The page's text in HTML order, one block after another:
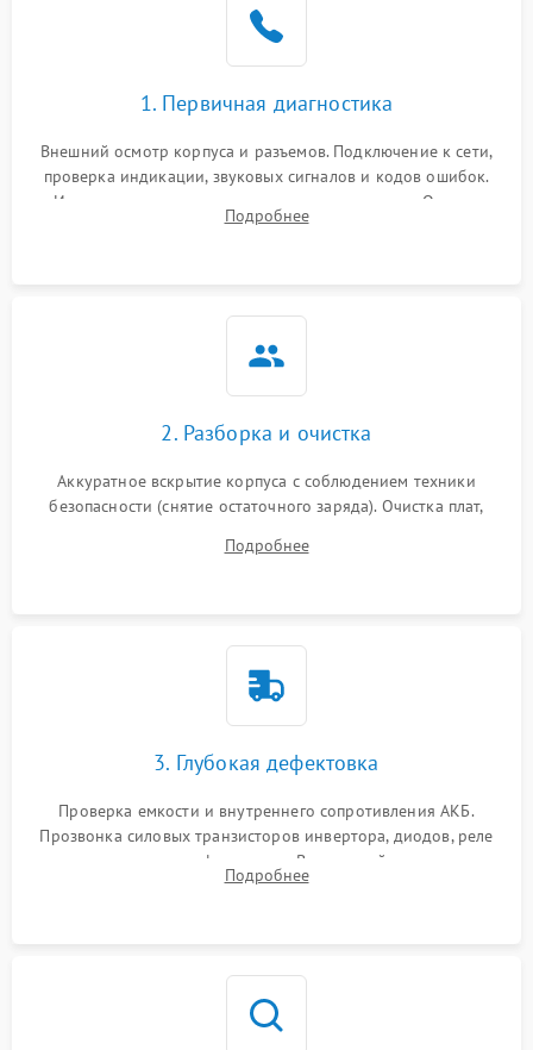
1. Первичная диагностика
Внешний осмотр корпуса и разъемов. Подключение к сети,
проверка индикации, звуковых сигналов и кодов ошибок.
Измерение входного и выходного напряжения. Оценка
реакции ИБП на отключение основного питания без
Подробнее
2. Разборка и очистка
Аккуратное вскрытие корпуса с соблюдением техники
безопасности (снятие остаточного заряда). Очистка плат,
и кистей для предотвращения перегрева и замыканий.
Подробнее
3. Глубокая дефектовка
Проверка емкости и внутреннего сопротивления АКБ.
Прозвонка силовых транзисторов инвертора, диодов, реле
переключения и трансформатора. Визуальный поиск вздутых
конденсаторов и прогаров на печатной плате.
Подробнее